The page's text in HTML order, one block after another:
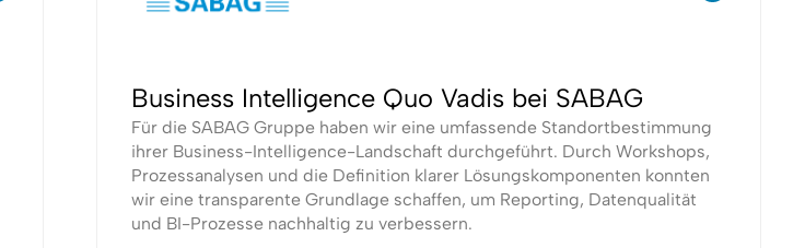
Business Intelligence Quo Vadis bei SABAG
Für die SABAG Gruppe haben wir eine umfassende Standortbestimmung
ihrer Business-Intelligence-Landschaft durchgeführt. Durch Workshops,
Prozessanalysen und die Definition klarer Lösungskomponenten konnten
wir eine transparente Grundlage schaffen, um Reporting, Datenqualität
und BI-Prozesse nachhaltig zu verbessern.